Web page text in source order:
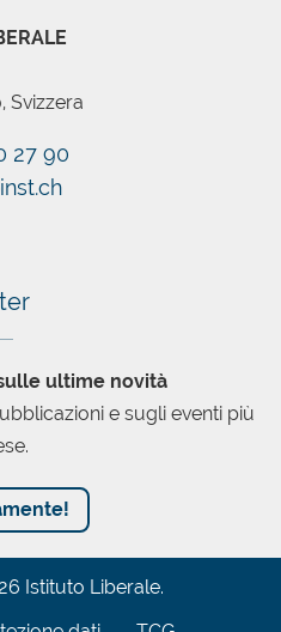
Svizzera
27 90
ultime novità
e sugli eventi più
Istituto Liberale.